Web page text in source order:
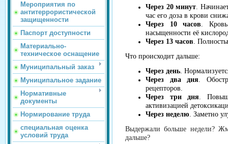
Мероприятия по
антитеррористической
защищенности
Паспорт доступности
Материально-
техническое оснащение
Муниципальный заказ
Муниципальное задание
Нормативные
документы
Нормирование труда
специальная оценка
условий труда
Через 20 минут.
час его доза в крови
Через 10 часов. Кровь
насыщенности её
Через 13 часов.
Что происходит дальше:
Через день.
Через два дня.
рецепторов.
Через три дня.
активизацией
Через неделю. Заметно
Выдержали больше недели?
дальше?